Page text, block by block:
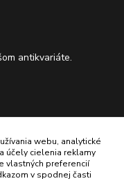
antikvariáte.
webu, analytické
účely cielenia reklamy
vlastných preferencií
v spodnej časti